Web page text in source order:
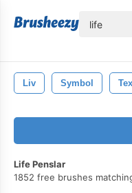
Liv Symbol
Life Penslar
1852 free brushes